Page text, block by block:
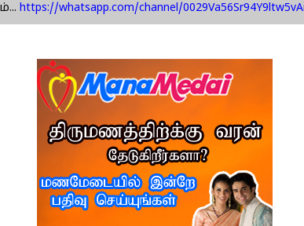
https://whatsapp.com/channel/